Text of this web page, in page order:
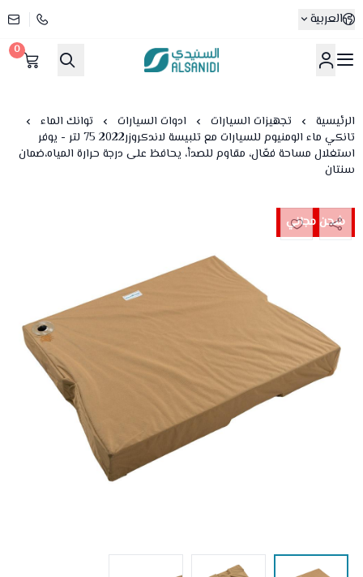
العربية
متجر السنيدي
0
الرئيسية تجهيزات السيارات ادوات السيارات
توانك الماء
تانكي ماء الومنيوم للسيارات مع تلبيسة لاندكروزر2022 75 لتر - يوفر
استغلال مساحة فعّال، مقاوم للصدأ، يحافظ على درجة حرارة المياه،ضمان
سنتان
شحن مجاني